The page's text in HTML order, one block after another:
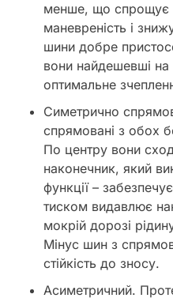
менше, що спрощує
маневреність і
шини добре
вони найдешевші на
оптимальне
Симетрично
спрямовані з обох
По центру вони
наконечник, який
функції –
тиском видавлює
мокрій дорозі
Мінус шин з
стійкість до зносу.
Асиметричний.